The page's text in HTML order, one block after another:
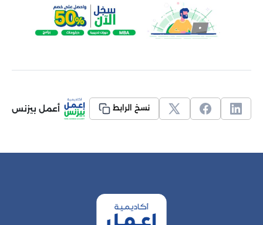
نسخ الرابط أعمل بيزنس